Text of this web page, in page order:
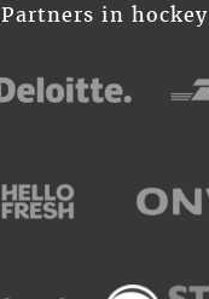
Partners in hockey